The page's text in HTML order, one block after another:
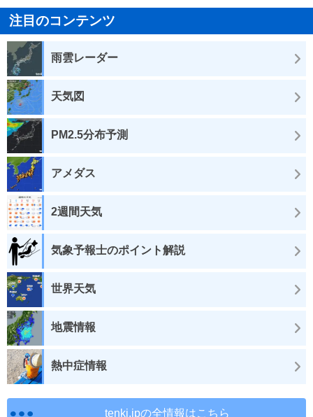
注目のコンテンツ
雨雲レーダー
天気図
PM2.5分布予測
アメダス
2週間天気
気象予報士のポイント解説
世界天気
地震情報
熱中症情報
tenki.jpの全情報はこちら